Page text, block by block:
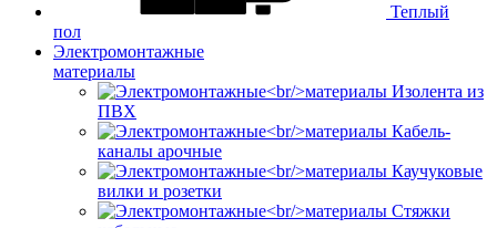
Теплый
пол
Электромонтажные
материалы
Изолента из
ПВХ
Кабель-
каналы арочные
Каучуковые
вилки и розетки
Стяжки